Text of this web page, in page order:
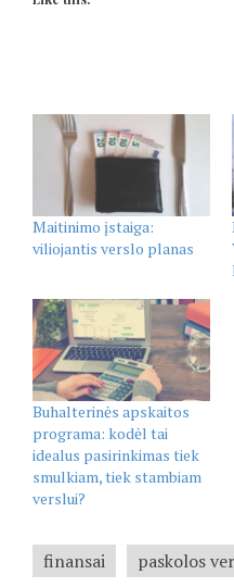
Maitinimo įstaiga:
viliojantis verslo planas
Buhalterinės apskaitos
programa: kodėl tai
idealus pasirinkimas tiek
smulkiam, tiek stambiam
verslui?
finansai paskolos